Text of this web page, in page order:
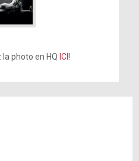
la photo en HQ ICI!